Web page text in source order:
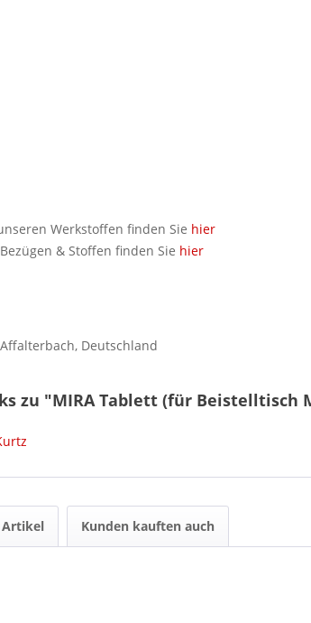
Werkstoffen finden Sie hier
& Stoffen finden Sie hier
Deutschland
zu "MIRA Tablett (für Beistelltisch
Artikel Kunden kauften auch